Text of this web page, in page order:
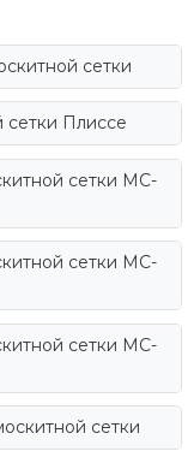
сетки
Плиссе
сетки МС-
сетки МС-
сетки МС-
сетки